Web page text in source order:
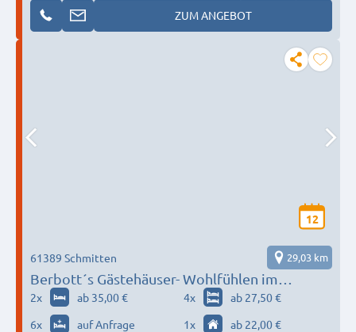
ZUM ANGEBOT
12
Berbott´s Gästehäuser- Wohlfühlen im
Taunus/Niederreifenberg
61389 Schmitten 29,03 km
2x ab 35,00 € 4x
ab 27,50 €
6x auf Anfrage 1x
ab 22,00 €